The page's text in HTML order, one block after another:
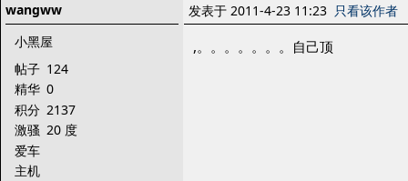
wangww
小黑屋
帖子 124
精华 0
积分 2137
激骚 20 度
爱车
主机
发表于 2011-4-23 11:23 只看该作者
,。。。。。。。自己顶